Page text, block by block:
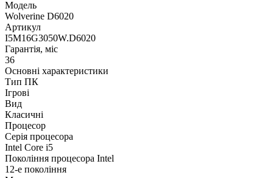
Модель
Wolverine D6020
Артикул
I5M16G3050W.D6020
Гарантія, міс
36
Основні характеристики
Тип ПК
Ігрові
Вид
Класичні
Процесор
Серія процесора
Intel Core i5
Покоління процесора Intel
12-е покоління